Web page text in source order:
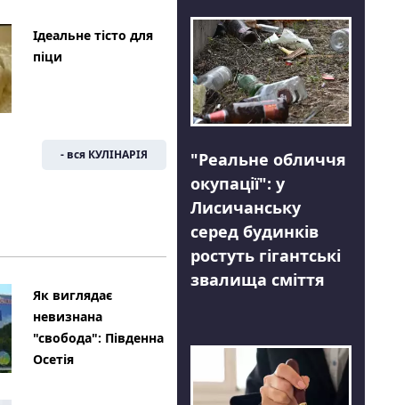
Ідеальне тісто для
піци
- вся КУЛІНАРІЯ
Як виглядає
невизнана
"свобода": Південна
Осетія
"Реальне обличчя
окупації": у
Лисичанську
серед будинків
ростуть гігантські
звалища сміття